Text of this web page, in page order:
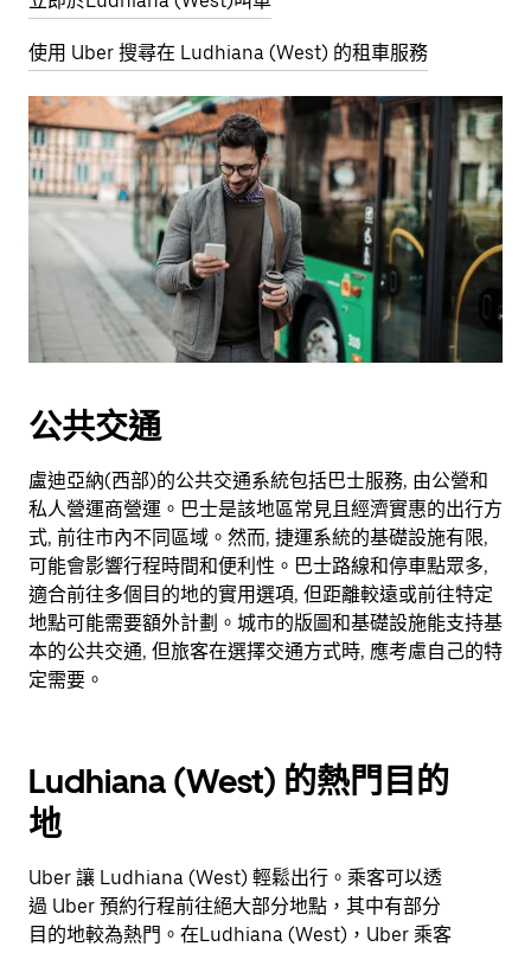
使用 Uber 搜尋在 Ludhiana (West) 的租車服務
公共交通
盧迪亞納(西部)的公共交通系統包括巴士服務, 由公營和
私人營運商營運。巴士是該地區常見且經濟實惠的出行方
式, 前往市內不同區域。然而, 捷運系統的基礎設施有限,
可能會影響行程時間和便利性。巴士路線和停車點眾多,
適合前往多個目的地的實用選項, 但距離較遠或前往特定
地點可能需要額外計劃。城市的版圖和基礎設施能支持基
本的公共交通, 但旅客在選擇交通方式時, 應考慮自己的特
定需要。
Ludhiana (West) 的熱門目的
地
Uber 讓 Ludhiana (West) 輕鬆出行。乘客可以透
過 Uber 預約行程前往絕大部分地點，其中有部分
目的地較為熱門。在Ludhiana (West)，Uber 乘客